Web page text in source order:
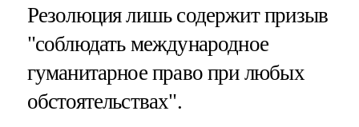
Резолюция лишь содержит призыв
"соблюдать международное
гуманитарное право при любых
обстоятельствах".